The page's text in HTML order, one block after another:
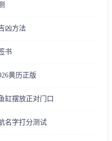
凶方法
书
黄历正版
缸摆放正对门口
名字打分测试